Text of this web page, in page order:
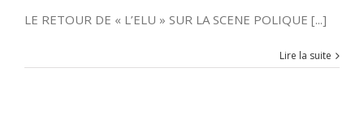
LE RETOUR DE « L’ELU » SUR LA SCENE POLIQUE [...]
Lire la suite
Anti-
criminalité